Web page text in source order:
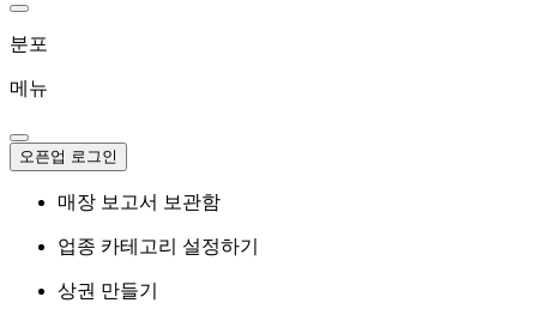
분포
메뉴
오픈업 로그인
매장 보고서 보관함
업종 카테고리 설정하기
상권 만들기